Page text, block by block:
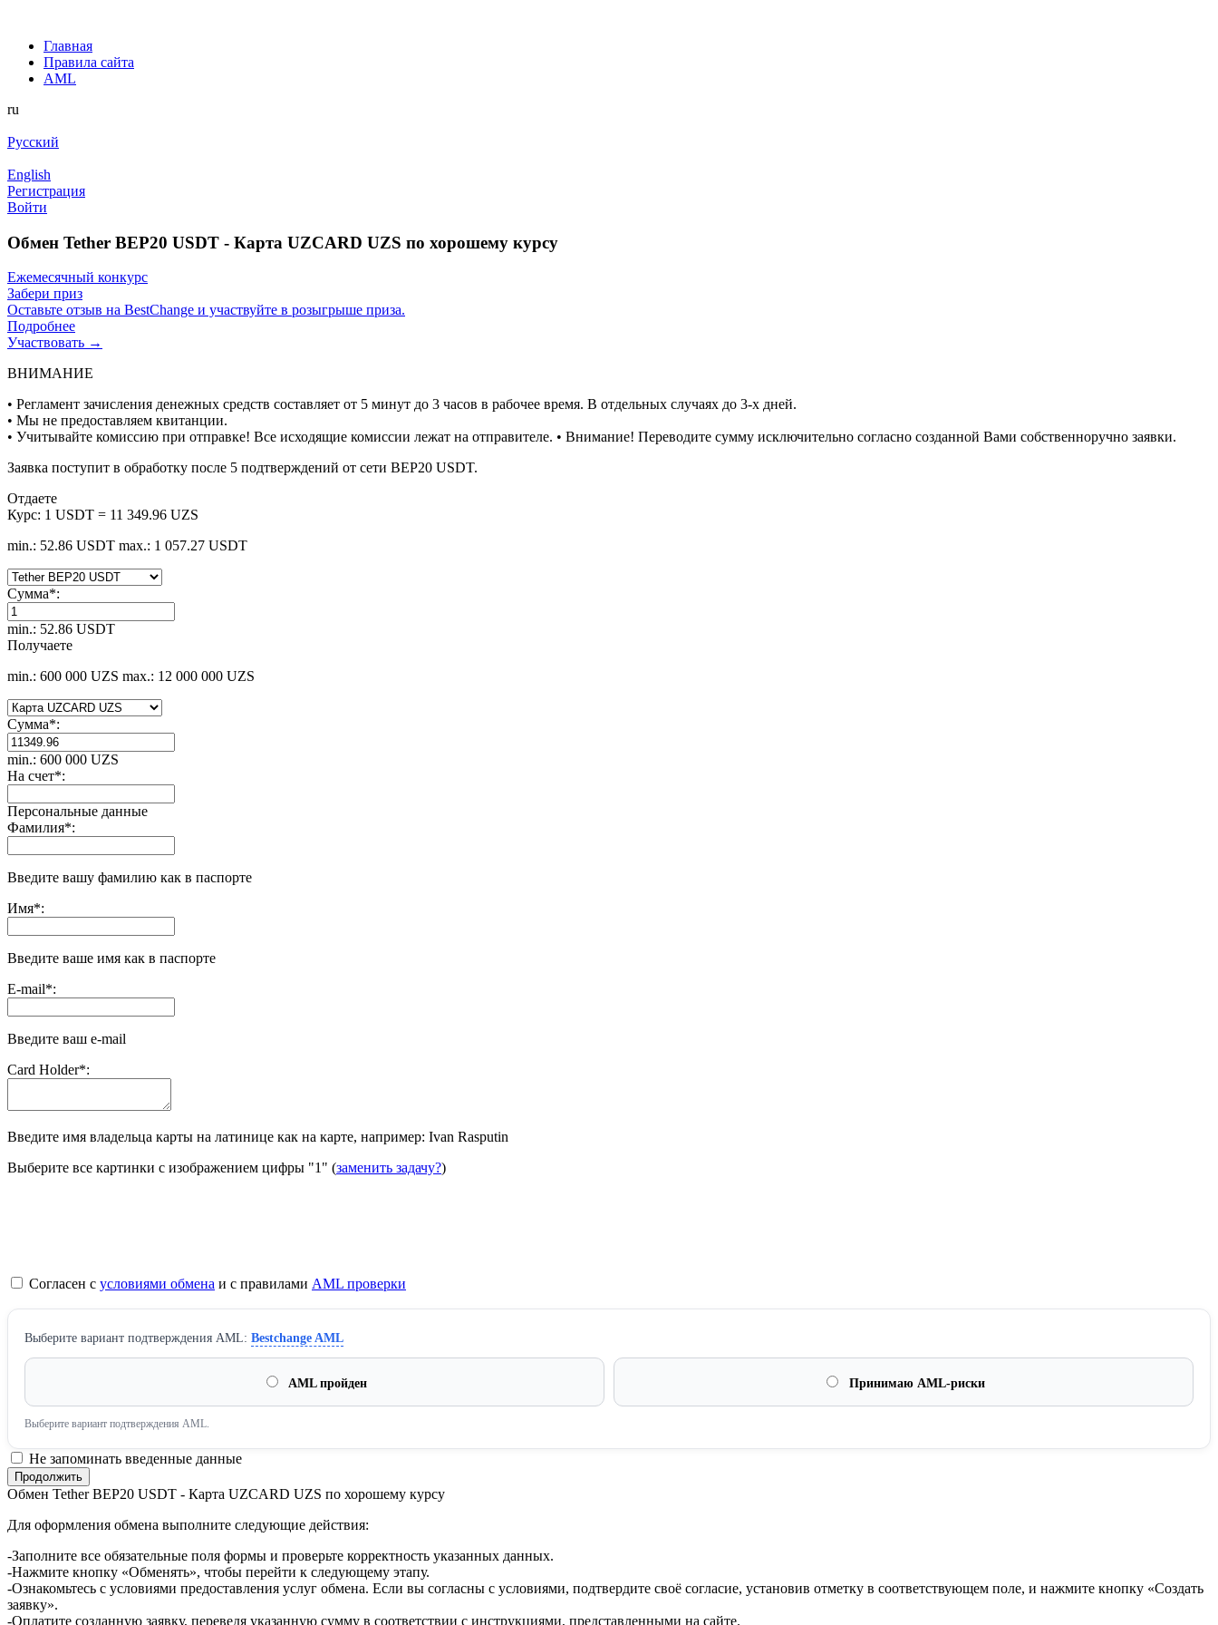
Главная
Правила сайта
AML
ru
Русский
English
Регистрация
Войти
Обмен Tether BEP20 USDT - Карта UZCARD UZS по хорошему курсу
Ежемесячный конкурс
Забери приз
Оставьте отзыв на BestChange и участвуйте в розыгрыше приза.
Подробнее
Участвовать →
ВНИМАНИЕ
• Регламент зачисления денежных средств составляет от 5 минут до 3 часов в рабочее время. В отдельных случаях до 3-х дней.
• Мы не предоставляем квитанции.
• Учитывайте комиссию при отправке! Все исходящие комиссии лежат на отправителе. • Внимание! Переводите сумму исключительно согласно созданной Вами собственноручно заявки.
Заявка поступит в обработку после 5 подтверждений от сети BEP20 USDT.
Отдаете
Курс: 1 USDT = 11 349.96 UZS
min.: 52.86 USDT max.: 1 057.27 USDT
Сумма*:
min.: 52.86 USDT
Получаете
min.: 600 000 UZS max.: 12 000 000 UZS
Сумма*:
min.: 600 000 UZS
На счет*:
Персональные данные
Фамилия*:
Введите вашу фамилию как в паспорте
Имя*:
Введите ваше имя как в паспорте
E-mail*:
Введите ваш e-mail
Сard Holder*:
Введите имя владельца карты на латинице как на карте, например: Ivan Rasputin
Выберите все картинки с изображением цифры "1" (заменить задачу?)
Согласен с условиями обмена и с правилами AML проверки
Выберите вариант подтверждения AML: Bestchange AML
AML пройден Принимаю AML-риски
Выберите вариант подтверждения AML.
Не запоминать введенные данные
Обмен Tether BEP20 USDT - Карта UZCARD UZS по хорошему курсу
Для оформления обмена выполните следующие действия:
-Заполните все обязательные поля формы и проверьте корректность указанных данных.
-Нажмите кнопку «Обменять», чтобы перейти к следующему этапу.
-Ознакомьтесь с условиями предоставления услуг обмена. Если вы согласны с условиями, подтвердите своё согласие, установив отметку в соответствующем поле, и нажмите кнопку «Создать
заявку».
-Оплатите созданную заявку, переведя указанную сумму в соответствии с инструкциями, представленными на сайте.